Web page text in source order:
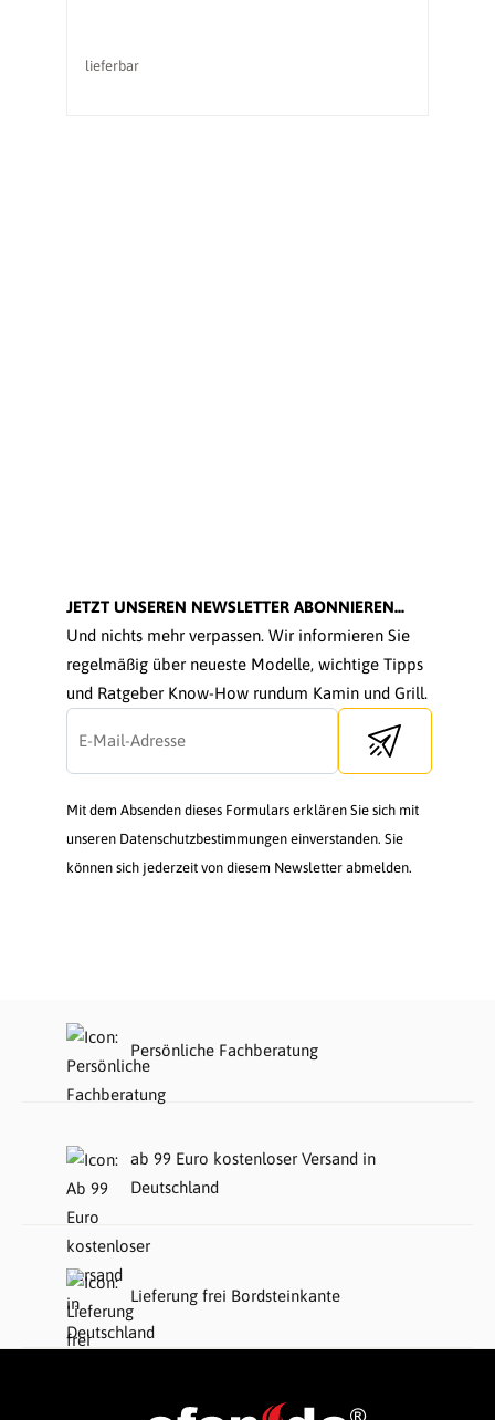
lieferbar
JETZT UNSEREN NEWSLETTER ABONNIEREN...
Und nichts mehr verpassen. Wir informieren Sie
regelmäßig über neueste Modelle, wichtige Tipps
und Ratgeber Know-How rundum Kamin und Grill.
Send newsletter
Mit dem Absenden dieses Formulars erklären Sie sich mit
unseren Datenschutzbestimmungen einverstanden. Sie
können sich jederzeit von diesem Newsletter abmelden.
Persönliche Fachberatung
ab 99 Euro kostenloser Versand in
Deutschland
Lieferung frei Bordsteinkante